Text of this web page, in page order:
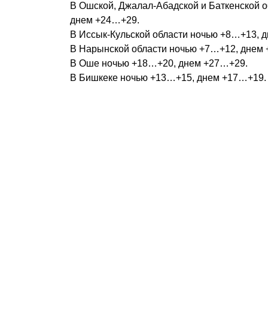
В Ошской, Джалал-Абадской и Баткенской
днем +24…+29.
В Иссык-Кульской области ночью +8…+13,
В Нарынской области ночью +7…+12, днем
В Оше ночью +18…+20, днем +27…+29.
В Бишкеке ночью +13…+15, днем +17…+19.